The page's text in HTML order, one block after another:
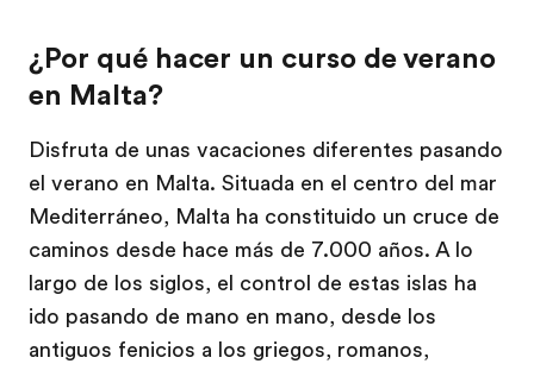
¿Por qué hacer un curso de verano
en Malta?
Disfruta de unas vacaciones diferentes pasando
el verano en Malta. Situada en el centro del mar
Mediterráneo, Malta ha constituido un cruce de
caminos desde hace más de 7.000 años. A lo
largo de los siglos, el control de estas islas ha
ido pasando de mano en mano, desde los
antiguos fenicios a los griegos, romanos,